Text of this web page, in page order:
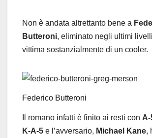
Non è andata altrettanto bene a
Butteroni, eliminato negli ultimi
vittima sostanzialmente di un cooler.
Federico Butteroni
Il romano infatti è finito ai resti con A-
K-A-5 e l’avversario, Michael Kane,